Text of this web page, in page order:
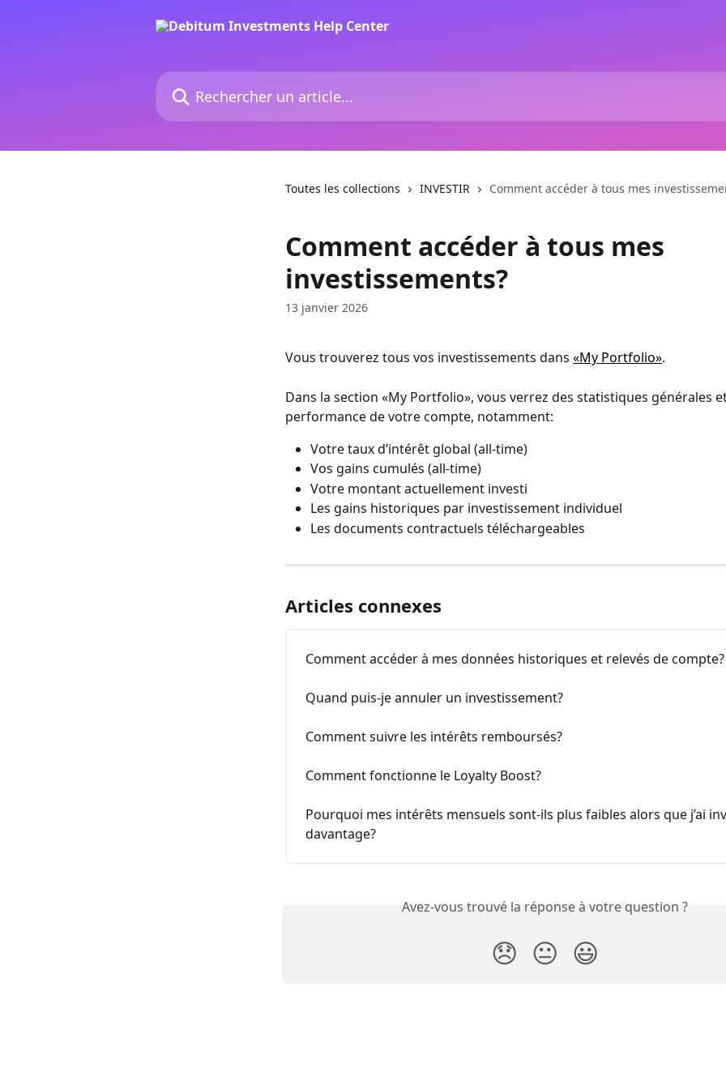
Rechercher un article...
Toutes les collections INVESTIR Comment accéder à tous mes
Comment accéder à tous mes
investissements?
13 janvier 2026
Vous trouverez tous vos investissements dans «My Portfolio».
Dans la section «My Portfolio», vous verrez des statistiques générales
performance de votre compte, notamment:
Votre taux d’intérêt global (all-time)
Vos gains cumulés (all-time)
Votre montant actuellement investi
Les gains historiques par investissement individuel
Les documents contractuels téléchargeables
Articles connexes
Comment accéder à mes données historiques et relevés de compte?
Quand puis-je annuler un investissement?
Comment suivre les intérêts remboursés?
Comment fonctionne le Loyalty Boost?
Pourquoi mes intérêts mensuels sont-ils plus faibles alors que j’ai
davantage?
Avez-vous trouvé la réponse à votre question ?
😞 😐 😃